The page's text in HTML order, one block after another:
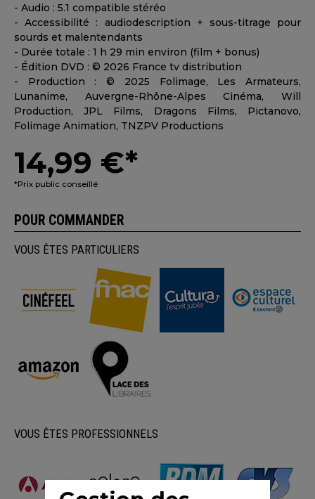
- Audio : 5.1 compatible stéréo
- Accessibilité : audiodescription + sous-titrage pour
sourds et malentendants
- Durée totale : 1 h 29 min environ (film + bonus)
- Édition DVD : © 2026 France tv distribution
- Production : © 2025 Folimage, Les Armateurs,
Lunanime, Auvergne-Rhône-Alpes Cinéma, Will
Production, JPL Films, Dragons Films, Pictanovo,
Folimage Animation, TNZPV Productions
14,99 €*
*Prix public conseillé
POUR COMMANDER
VOUS ÊTES PARTICULIERS
VOUS ÊTES PROFESSIONNELS